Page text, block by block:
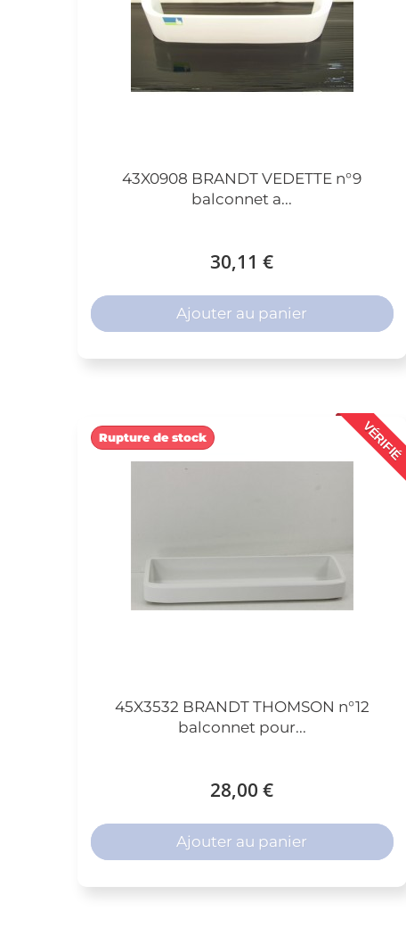
43X0908 BRANDT VEDETTE n°9
balconnet a...
30,11 €
Ajouter au panier
VÉRIFIÉ
45X3532 BRANDT THOMSON n°12
balconnet pour...
28,00 €
Rupture de stock
Ajouter au panier